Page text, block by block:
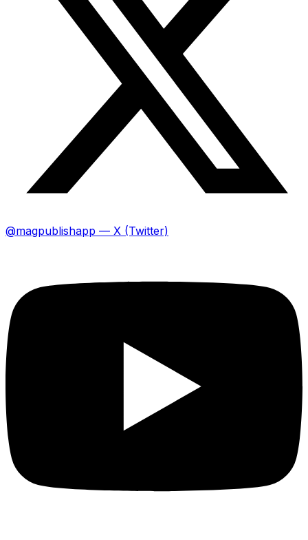
@magpublishapp — X (Twitter)